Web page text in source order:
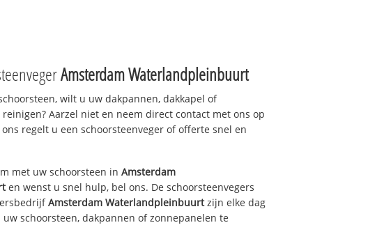
Amsterdam Waterlandpleinbuurt
wilt u uw dakpannen, dakkapel of
Aarzel niet en neem direct contact met ons op
ons regelt u een schoorsteenveger of offerte snel en
met uw schoorsteen in Amsterdam
en wenst u snel hulp, bel ons. De schoorsteenvegers
Amsterdam Waterlandpleinbuurtzijn elke dag
schoorsteen, dakpannen of zonnepanelen te